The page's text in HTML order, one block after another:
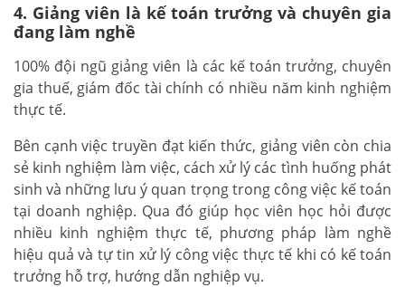
4. Giảng viên là kế toán trưởng và chuyên gia
đang làm nghề
100% đội ngũ giảng viên là các kế toán trưởng, chuyên
gia thuế, giám đốc tài chính có nhiều năm kinh nghiệm
thực tế.
Bên cạnh việc truyền đạt kiến thức, giảng viên còn chia
sẻ kinh nghiệm làm việc, cách xử lý các tình huống phát
sinh và những lưu ý quan trọng trong công việc kế toán
tại doanh nghiệp. Qua đó giúp học viên học hỏi được
nhiều kinh nghiệm thực tế, phương pháp làm nghề
hiệu quả và tự tin xử lý công việc thực tế khi có kế toán
trưởng hỗ trợ, hướng dẫn nghiệp vụ.